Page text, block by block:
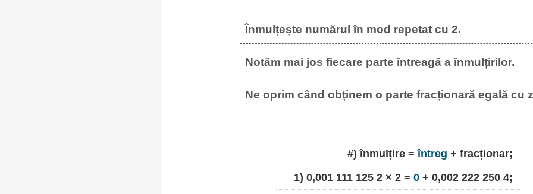
Înmulțește numărul în mod repetat cu 2.
Notăm mai jos fiecare parte întreagă a înmulțirilor.
Ne oprim când obținem o parte fracționară egală cu
#) înmulțire =întreg + fracționar;
1) 0,001 111 125 2 × 2 = 0 + 0,002 222 250 4;